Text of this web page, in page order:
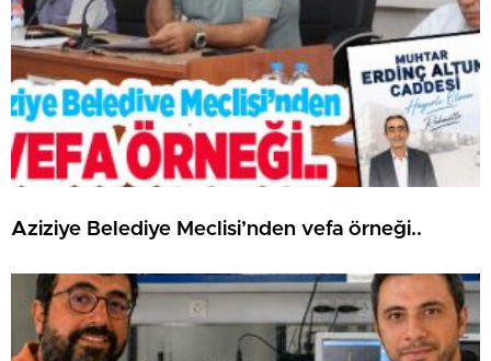
Aziziye Belediye Meclisi’nden vefa örneği..